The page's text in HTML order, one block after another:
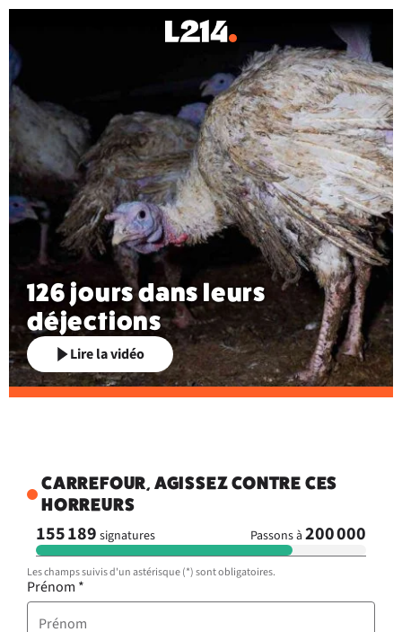
126 jours dans leurs
déjections
Lire la vidéo
CARREFOUR, AGISSEZ CONTRE CES
HORREURS
155 189 signatures Passons à 200 000
Les champs suivis d'un astérisque (*) sont obligatoires.
Prénom *